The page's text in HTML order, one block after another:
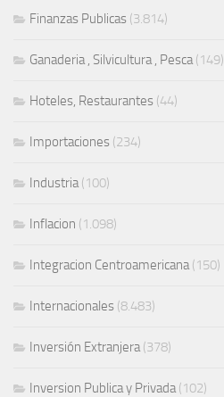
Finanzas Publicas (3.814)
Ganaderia , Silvicultura , Pesca (149)
Hoteles, Restaurantes (44)
Importaciones (234)
Industria (100)
Inflacion (1.098)
Integracion Centroamericana (150)
Internacionales (8.483)
Inversión Extranjera (378)
Inversion Publica y Privada (102)